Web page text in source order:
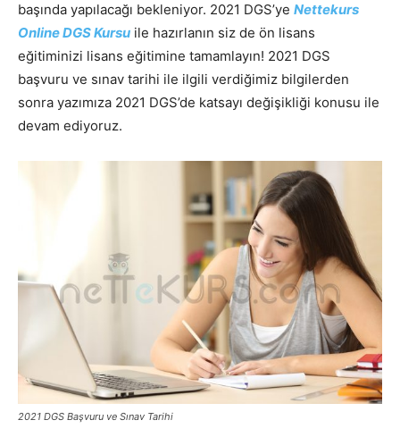
başında yapılacağı bekleniyor. 2021 DGS’ye Nettekurs
Online DGS Kursu ile hazırlanın siz de ön lisans
eğitiminizi lisans eğitimine tamamlayın! 2021 DGS
başvuru ve sınav tarihi ile ilgili verdiğimiz bilgilerden
sonra yazımıza 2021 DGS’de katsayı değişikliği konusu ile
devam ediyoruz.
2021 DGS Başvuru ve Sınav Tarihi